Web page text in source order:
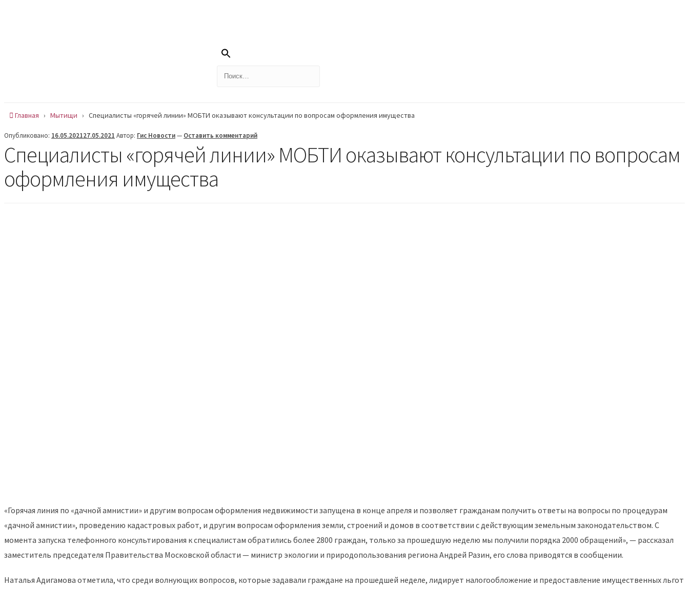
Найти:
Главная › Мытищи › Специалисты «горячей линии» МОБТИ оказывают консультации по вопросам оформления имущества
Опубликовано: 16.05.202127.05.2021 Автор: Гис Новости— Оставить комментарий
Специалисты «горячей линии» МОБТИ оказывают консультации по вопросам
оформления имущества
«Горячая линия по «дачной амнистии» и другим вопросам оформления недвижимости запущена в конце апреля и позволяет гражданам получить ответы на вопросы по процедурам
«дачной амнистии», проведению кадастровых работ, и другим вопросам оформления земли, строений и домов в соответствии с действующим земельным законодательством. С
момента запуска телефонного консультирования к специалистам обратились более 2800 граждан, только за прошедшую неделю мы получили порядка 2000 обращений», — рассказал
заместитель председателя Правительства Московской области — министр экологии и природопользования региона Андрей Разин, его слова приводятся в сообщении.
Наталья Адигамова отметила, что среди волнующих вопросов, которые задавали граждане на прошедшей неделе, лидирует налогообложение и предоставление имущественных льгот